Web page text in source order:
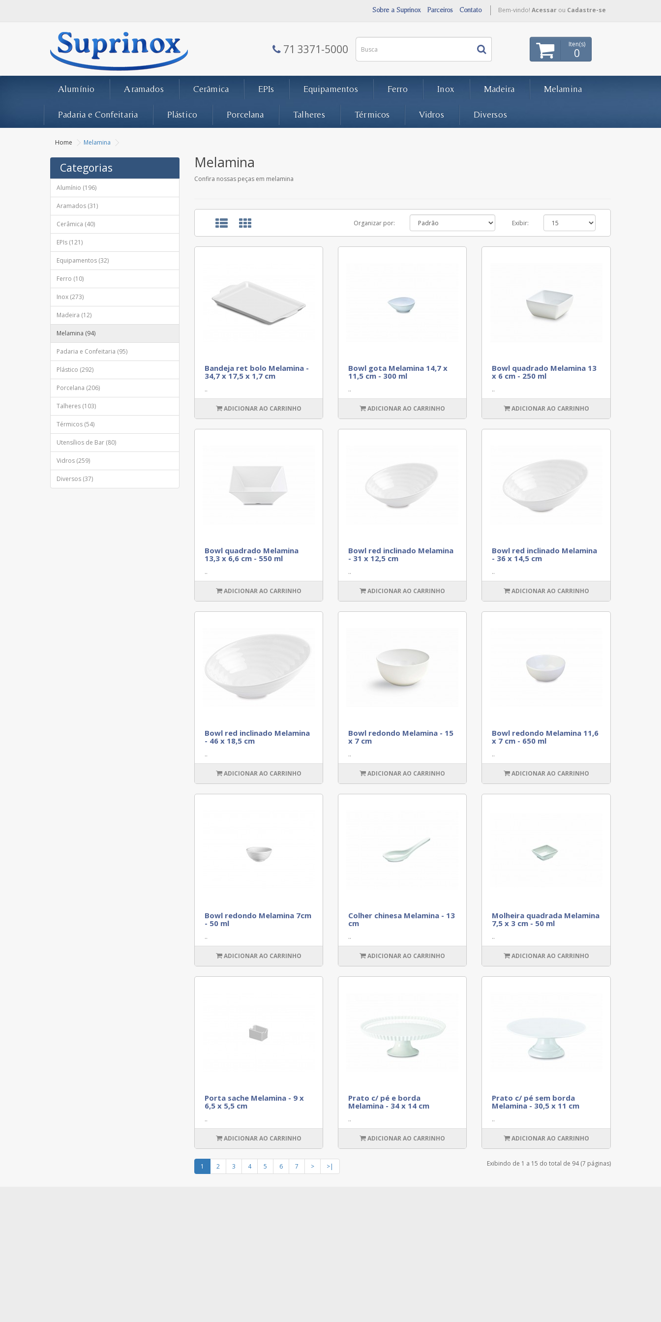
Sobre a Suprinox Parceiros Contato Bem-vindo! Acessar ou Cadastre-se
71 3371-5000 Iten(s)
0
Alumínio Aramados Cerâmica EPIs Equipamentos Ferro Inox Madeira Melamina
Padaria e Confeitaria Plástico Porcelana Talheres Térmicos Vidros Diversos
Home Melamina
Categorias
Alumínio (196)
Aramados (31)
Cerâmica (40)
EPIs (121)
Equipamentos (32)
Ferro (10)
Inox (273)
Madeira (12)
Melamina (94)
Padaria e Confeitaria (95)
Plástico (292)
Porcelana (206)
Talheres (103)
Térmicos (54)
Utensílios de Bar (80)
Vidros (259)
Diversos (37)
Melamina
Confira nossas peças em melamina
Organizar por: Exibir:
Bandeja ret bolo Melamina -
34,7 x 17,5 x 1,7 cm
..
ADICIONAR AO CARRINHO
Bowl gota Melamina 14,7 x
11,5 cm - 300 ml
..
ADICIONAR AO CARRINHO
Bowl quadrado Melamina 13
x 6 cm - 250 ml
..
ADICIONAR AO CARRINHO
Bowl quadrado Melamina
13,3 x 6,6 cm - 550 ml
..
ADICIONAR AO CARRINHO
Bowl red inclinado Melamina
- 31 x 12,5 cm
..
ADICIONAR AO CARRINHO
Bowl red inclinado Melamina
- 36 x 14,5 cm
..
ADICIONAR AO CARRINHO
Bowl red inclinado Melamina
- 46 x 18,5 cm
..
ADICIONAR AO CARRINHO
Bowl redondo Melamina - 15
x 7 cm
..
ADICIONAR AO CARRINHO
Bowl redondo Melamina 11,6
x 7 cm - 650 ml
..
ADICIONAR AO CARRINHO
Bowl redondo Melamina 7cm
- 50 ml
..
ADICIONAR AO CARRINHO
Colher chinesa Melamina - 13
cm
..
ADICIONAR AO CARRINHO
Molheira quadrada Melamina
7,5 x 3 cm - 50 ml
..
ADICIONAR AO CARRINHO
Porta sache Melamina - 9 x
6,5 x 5,5 cm
..
ADICIONAR AO CARRINHO
Prato c/ pé e borda
Melamina - 34 x 14 cm
..
ADICIONAR AO CARRINHO
Prato c/ pé sem borda
Melamina - 30,5 x 11 cm
..
ADICIONAR AO CARRINHO
1 2 3 4 5 6 7 > >| Exibindo de 1 a 15 do total de 94 (7 páginas)